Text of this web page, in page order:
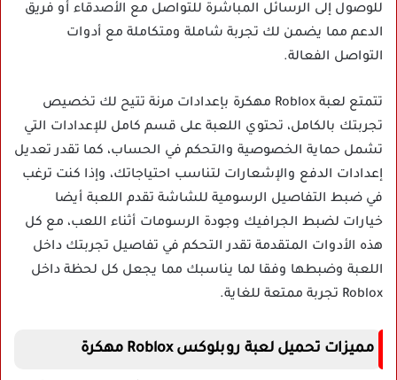
للوصول إلى الرسائل المباشرة للتواصل مع الأصدقاء أو فريق
الدعم مما يضمن لك تجربة شاملة ومتكاملة مع أدوات
التواصل الفعالة.
تتمتع لعبة Roblox مهكرة بإعدادات مرنة تتيح لك تخصيص
تجربتك بالكامل، تحتوي اللعبة على قسم كامل للإعدادات التي
تشمل حماية الخصوصية والتحكم في الحساب، كما تقدر تعديل
إعدادات الدفع والإشعارات لتناسب احتياجاتك، وإذا كنت ترغب
في ضبط التفاصيل الرسومية للشاشة تقدم اللعبة أيضا
خيارات لضبط الجرافيك وجودة الرسومات أثناء اللعب، مع كل
هذه الأدوات المتقدمة تقدر التحكم في تفاصيل تجربتك داخل
اللعبة وضبطها وفقا لما يناسبك مما يجعل كل لحظة داخل
Roblox تجربة ممتعة للغاية.
مميزات تحميل لعبة روبلوكس Roblox مهكرة